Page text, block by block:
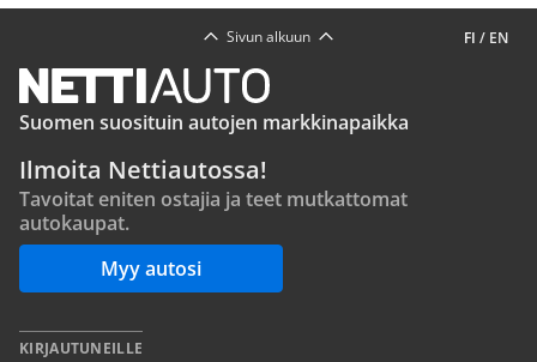
FI / EN
Sivun alkuun
Suomen suosituin autojen markkinapaikka
Ilmoita Nettiautossa!
Tavoitat eniten ostajia ja teet mutkattomat
autokaupat.
Myy autosi
KIRJAUTUNEILLE